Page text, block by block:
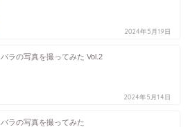
2024年5月19日
バラの写真を撮ってみた Vol.2
2024年5月14日
バラの写真を撮ってみた